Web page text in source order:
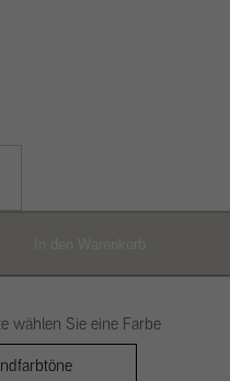
wählen Sie eine Farbe